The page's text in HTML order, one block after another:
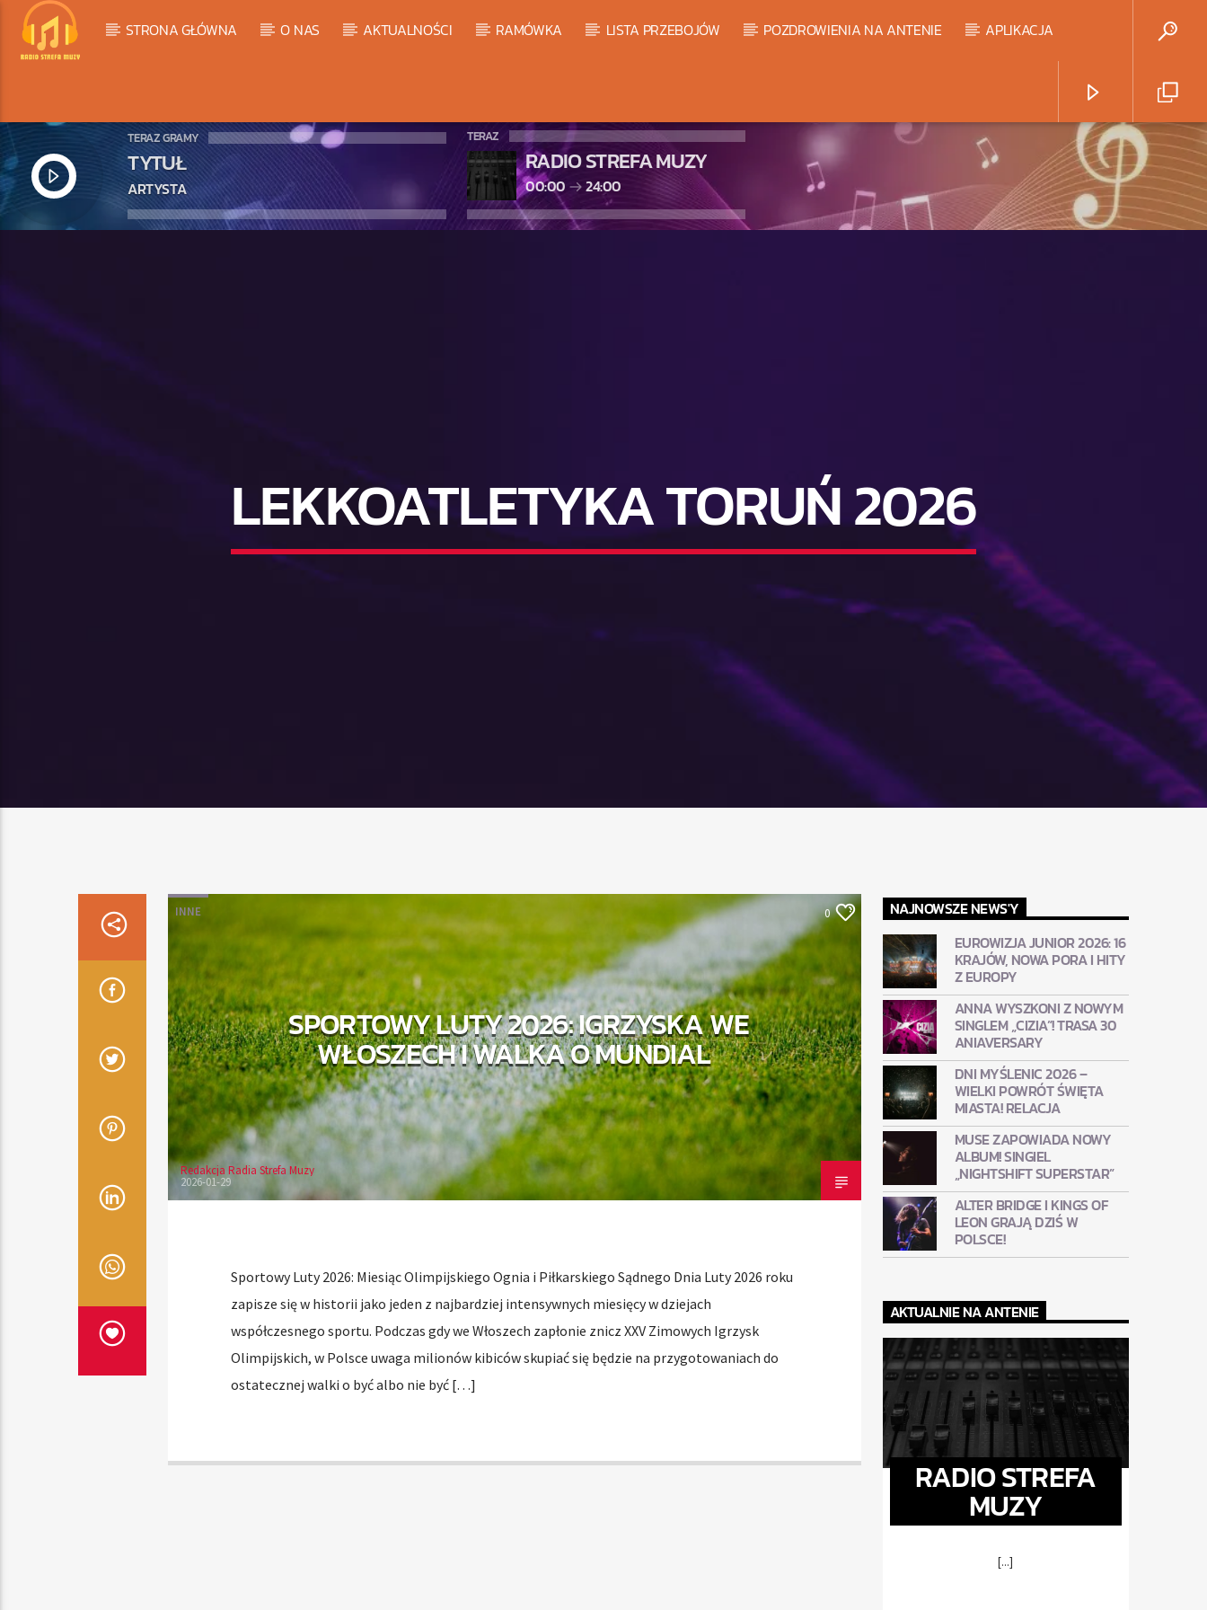
STRONA GŁÓWNA O NAS AKTUALNOŚCI RAMÓWKA LISTA PRZEBOJÓW POZDROWIENIA NA ANTENIE APLIKACJA
TERAZ GRAMY
TYTUŁ
ARTYSTA
TERAZ
RADIO STREFA MUZY
00:00 24:00
LEKKOATLETYKA TORUŃ 2026
INNE 0
SPORTOWY LUTY 2026: IGRZYSKA WE
WŁOSZECH I WALKA O MUNDIAL
Redakcja Radia Strefa Muzy
2026-01-29
Sportowy Luty 2026: Miesiąc Olimpijskiego Ognia i Piłkarskiego Sądnego Dnia Luty 2026 roku
zapisze się w historii jako jeden z najbardziej intensywnych miesięcy w dziejach
współczesnego sportu. Podczas gdy we Włoszech zapłonie znicz XXV Zimowych Igrzysk
Olimpijskich, w Polsce uwaga milionów kibiców skupiać się będzie na przygotowaniach do
ostatecznej walki o być albo nie być […]
NAJNOWSZE NEWS'Y
EUROWIZJA JUNIOR 2026: 16
KRAJÓW, NOWA PORA I HITY
Z EUROPY
ANNA WYSZKONI Z NOWYM
SINGLEM „CIZIA”! TRASA 30
ANIAVERSARY
DNI MYŚLENIC 2026 –
WIELKI POWRÓT ŚWIĘTA
MIASTA! RELACJA
MUSE ZAPOWIADA NOWY
ALBUM! SINGIEL
„NIGHTSHIFT SUPERSTAR”
ALTER BRIDGE I KINGS OF
LEON GRAJĄ DZIŚ W
POLSCE!
AKTUALNIE NA ANTENIE
RADIO STREFA
MUZY
[...]